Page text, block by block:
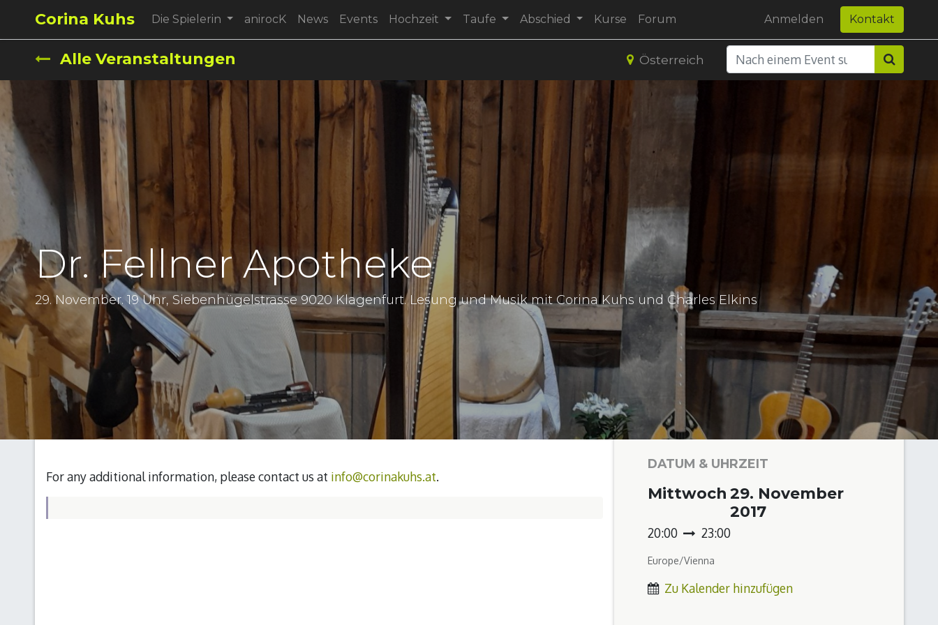
Corina Kuhs Die Spielerin anirocK News Events Hochzeit Taufe Abschied Kurse Forum Anmelden Kontakt
Alle Veranstaltungen Österreich
Dr. Fellner Apotheke
29. November. 19 Uhr, Siebenhügelstrasse 9020 Klagenfurt. Lesung und Musik mit Corina Kuhs und Charles Elkins
For any additional information, please contact us at info@corinakuhs.at.
DATUM & UHRZEIT
Mittwoch 29. November
2017
20:00 23:00
Europe/Vienna
Zu Kalender hinzufügen